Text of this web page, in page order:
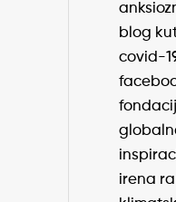
blog
covid-
irena